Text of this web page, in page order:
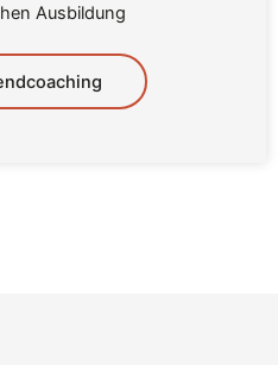
Ausbildung